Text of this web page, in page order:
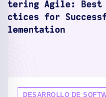
DESARROLLO DE